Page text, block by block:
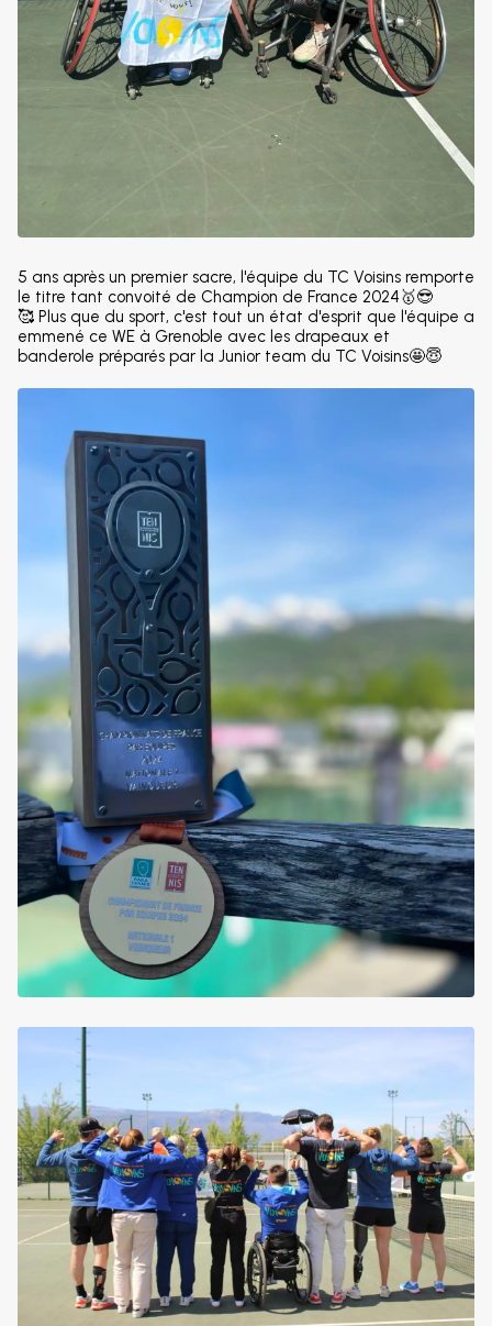
5 ans après un premier sacre, l'équipe du TC Voisins remporte
le titre tant convoité de Champion de France 2024🥇😎
🥰 Plus que du sport, c'est tout un état d'esprit que l'équipe a
emmené ce WE à Grenoble avec les drapeaux et
banderole préparés par la Junior team du TC Voisins🤩😇